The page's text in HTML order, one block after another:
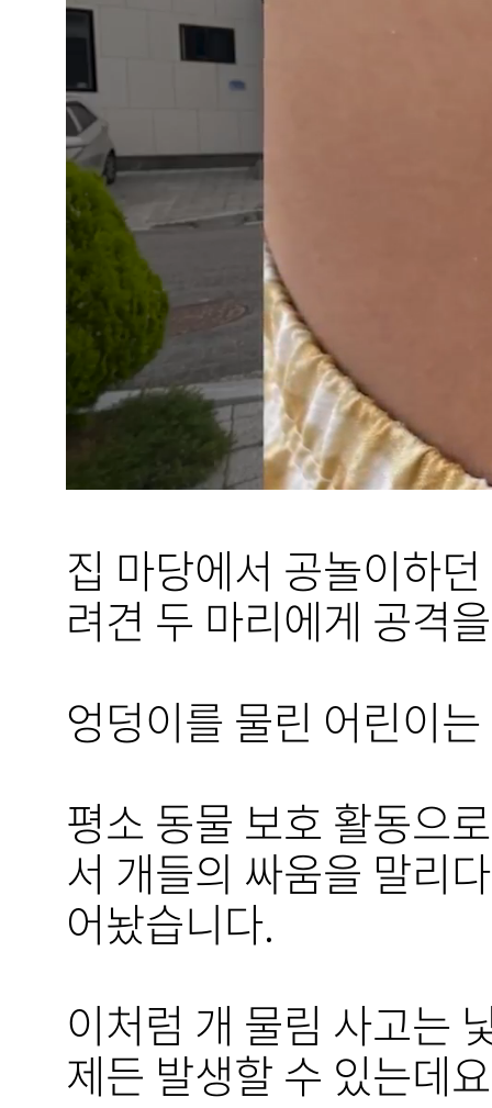
집 마당에서 공놀이하
려견 두 마리에게 공격
엉덩이를 물린 어린이
평소 동물 보호 활동으
서 개들의 싸움을 말리
어놨습니다.
이처럼 개 물림 사고는
제든 발생할 수 있는데